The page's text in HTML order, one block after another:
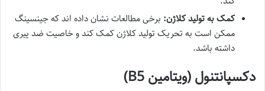
کمک به تولید کلاژن: برخی مطالعات نشان داده اند که جینسینگ
ممکن است به تحریک تولید کلاژن کمک کند و خاصیت ضد پیری
داشته باشد.
دکسپانتنول (ویتامین B5)